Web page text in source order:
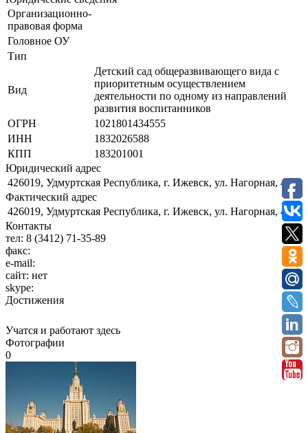
Организационно-
правовая форма
Головное ОУ
Тип
Вид
Детский сад общеразвивающего вида с
приоритетным осуществлением
деятельности по одному из направлений
развития воспитанников
ОГРН
1021801434555
ИНН
1832026588
КПП
183201001
Юридический адрес
426019, Удмуртская Республика, г. Ижевск, ул. Нагорная, 40
Фактический адрес
426019, Удмуртская Республика, г. Ижевск, ул. Нагорная, 40
Контакты
тел: 8 (3412) 71-35-89
факс:
e-mail:
сайт: нет
skype:
Достижения
Учатся и работают здесь
Фотографии
0